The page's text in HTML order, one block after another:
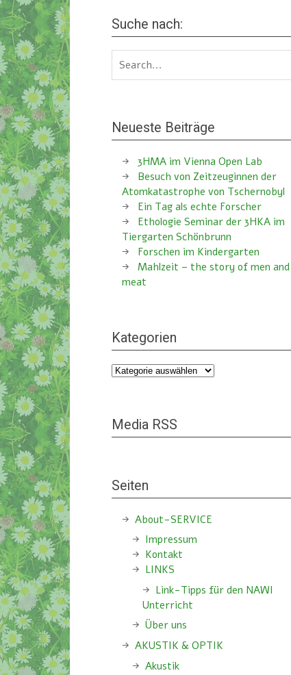
Suche nach:
Neueste Beiträge
3HMA im Vienna Open Lab
Besuch von Zeitzeuginnen der
Atomkatastrophe von Tschernobyl
Ein Tag als echte Forscher
Ethologie Seminar der 3HKA im
Tiergarten Schönbrunn
Forschen im Kindergarten
Mahlzeit – the story of men and
meat
Kategorien
Kategorien
Media RSS
Seiten
About-SERVICE
Impressum
Kontakt
LINKS
Link-Tipps für den NAWI
Unterricht
Über uns
AKUSTIK & OPTIK
Akustik